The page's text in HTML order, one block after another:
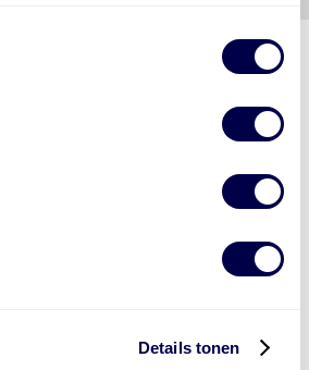
Details tonen